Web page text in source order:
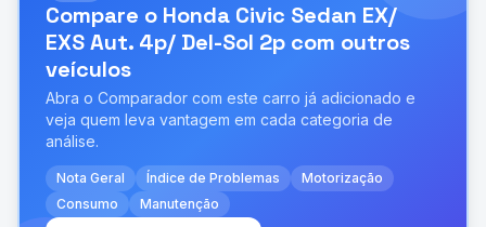
Compare o Honda Civic Sedan EX/
EXS Aut. 4p/ Del-Sol 2p com outros
veículos
Abra o Comparador com este carro já adicionado e
veja quem leva vantagem em cada categoria de
análise.
Nota Geral Índice de Problemas
Motorização
Consumo
Manutenção